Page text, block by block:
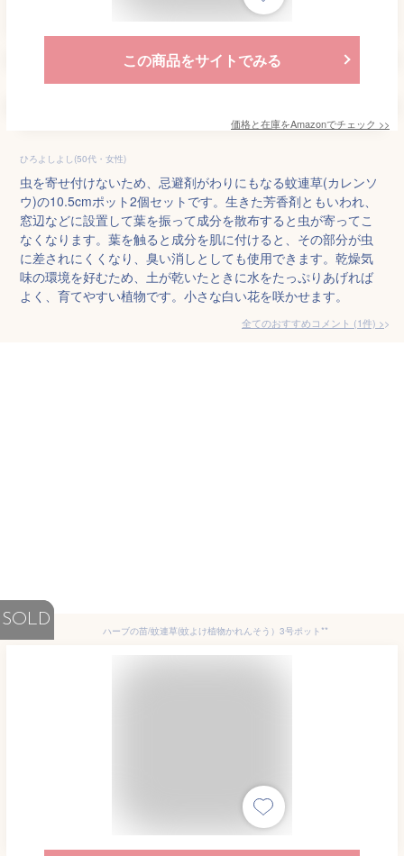
この商品をサイトでみる
価格と在庫をAmazonでチェック >>
ひろよしよし(50代・女性)
虫を寄せ付けないため、忌避剤がわりにもなる蚊連草(カレンソ
ウ)の10.5cmポット2個セットです。生きた芳香剤ともいわれ、
窓辺などに設置して葉を振って成分を散布すると虫が寄ってこ
なくなります。葉を触ると成分を肌に付けると、その部分が虫
に差されにくくなり、臭い消しとしても使用できます。乾燥気
味の環境を好むため、土が乾いたときに水をたっぷりあげれば
よく、育てやすい植物です。小さな白い花を咲かせます。
全てのおすすめコメント (1件) >
SOLD
ハーブの苗/蚊連草(蚊よけ植物かれんそう）3号ポット**